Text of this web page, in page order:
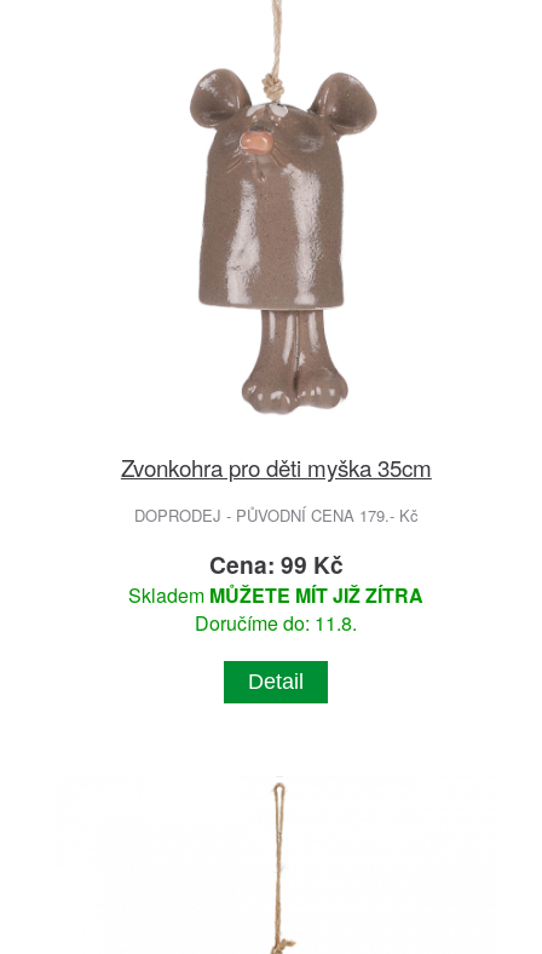
Zvonkohra pro děti myška 35cm
DOPRODEJ - PŮVODNÍ CENA 179.- Kč
Cena: 99 Kč
Skladem MŮŽETE MÍT JIŽ ZÍTRA
Doručíme do: 11.8.
Detail